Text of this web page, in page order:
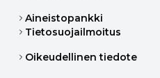
Aineistopankki
Tietosuojailmoitus
Oikeudellinen tiedote